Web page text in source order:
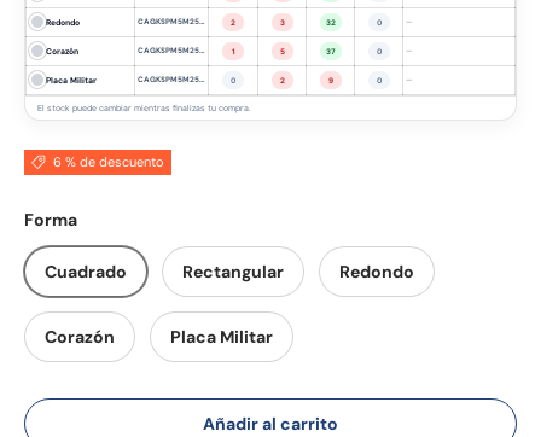
Redondo CAGKSPM5M25PRDWH 2 3 32 0 —
Corazón CAGKSPM5M25PHTWH 1 5 37 0 —
Placa Militar CAGKSPM5M25PPQWH 0 2 9 0 —
El stock puede cambiar mientras finalizas tu compra.
6 % de descuento
Forma
Cuadrado Rectangular Redondo
Corazón Placa Militar
Añadir al carrito